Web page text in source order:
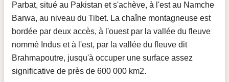
Parbat, situé au Pakistan et s'achève, à l'est au Namche
Barwa, au niveau du Tibet. La chaîne montagneuse est
bordée par deux accès, à l'ouest par la vallée du fleuve
nommé Indus et à l'est, par la vallée du fleuve dit
Brahmapoutre, jusqu'à occuper une surface assez
significative de près de 600 000 km2.